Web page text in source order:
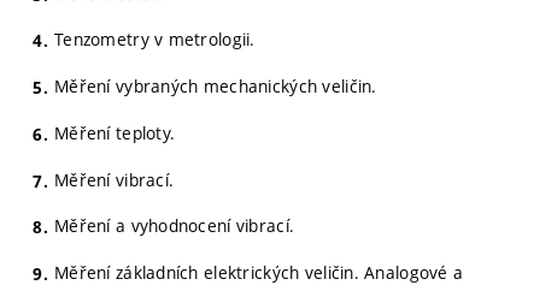
Tenzometry v metrologii.
Měření vybraných mechanických veličin.
Měření teploty.
Měření vibrací.
Měření a vyhodnocení vibrací.
Měření základních elektrických veličin. Analogové a